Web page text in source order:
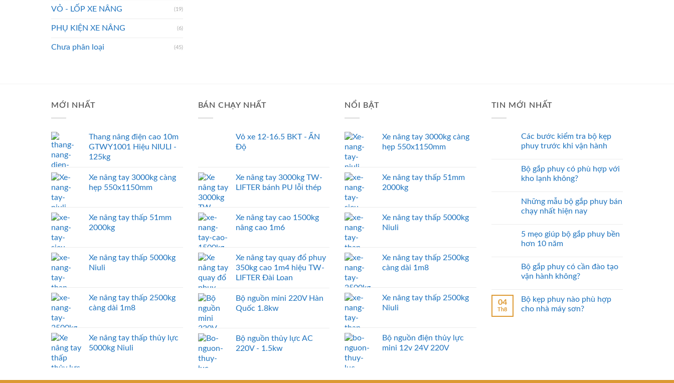
VỎ - LỐP XE NÂNG (19)
PHỤ KIỆN XE NÂNG (6)
Chưa phân loại (45)
MỚI NHẤT
Thang nâng điện cao 10m
GTWY1001 Hiệu NIULI -
125kg
Xe nâng tay 3000kg càng
hẹp 550x1150mm
Xe nâng tay thấp 51mm
2000kg
Xe nâng tay thấp 5000kg
Niuli
Xe nâng tay thấp 2500kg
càng dài 1m8
Xe nâng tay thấp thủy lực
5000kg Niuli
BÁN CHẠY NHẤT
Vỏ xe 12-16.5 BKT - ẤN
Độ
Xe nâng tay 3000kg TW-
LIFTER bánh PU lỗi thép
Xe nâng tay cao 1500kg
nâng cao 1m6
Xe nâng tay quay đổ phuy
350kg cao 1m4 hiệu TW-
LIFTER Đài Loan
Bộ nguồn mini 220V Hàn
Quốc 1.8kw
Bộ nguồn thủy lực AC
220V - 1.5kw
NỔI BẬT
Xe nâng tay 3000kg càng
hẹp 550x1150mm
Xe nâng tay thấp 51mm
2000kg
Xe nâng tay thấp 5000kg
Niuli
Xe nâng tay thấp 2500kg
càng dài 1m8
Xe nâng tay thấp 2500kg
Niuli
Bộ nguồn điện thủy lực
mini 12v 24V 220V
TIN MỚI NHẤT
Các bước kiểm tra bộ kẹp
phuy trước khi vận hành
Bộ gắp phuy có phù hợp với
kho lạnh không?
Những mẫu bộ gắp phuy bán
chạy nhất hiện nay
5 mẹo giúp bộ gắp phuy bền
hơn 10 năm
Bộ gắp phuy có cần đào tạo
vận hành không?
04
Th8
Bộ kẹp phuy nào phù hợp
cho nhà máy sơn?